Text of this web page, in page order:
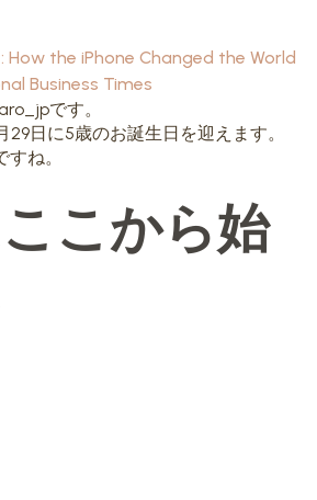
How the iPhone Changed the World
Business Times
です。
日に5歳のお誕生日を迎えます。
ね。
こから始